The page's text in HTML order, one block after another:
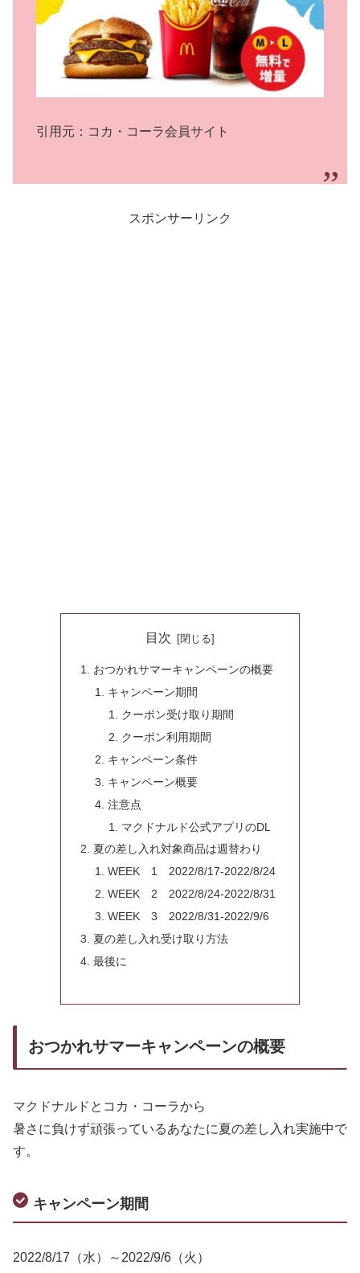
引用元：コカ・コーラ会員サイト
スポンサーリンク
目次
おつかれサマーキャンペーンの概要
キャンペーン期間
クーポン受け取り期間
クーポン利用期間
キャンペーン条件
キャンペーン概要
注意点
マクドナルド公式アプリのDL
夏の差し入れ対象商品は週替わり
WEEK 1 2022/8/17-2022/8/24
WEEK 2 2022/8/24-2022/8/31
WEEK 3 2022/8/31-2022/9/6
夏の差し入れ受け取り方法
最後に
おつかれサマーキャンペーンの概要
マクドナルドとコカ・コーラから
暑さに負けず頑張っているあなたに夏の差し入れ実施中で
す。
キャンペーン期間
2022/8/17（水）～2022/9/6（火）